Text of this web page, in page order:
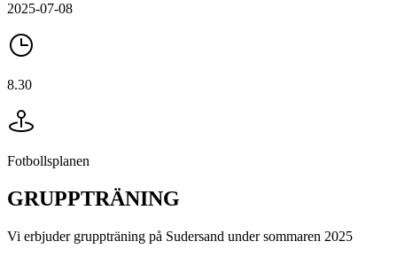
2025-07-08
8.30
Fotbollsplanen
GRUPPTRÄNING
Vi erbjuder gruppträning på Sudersand under sommaren 2025